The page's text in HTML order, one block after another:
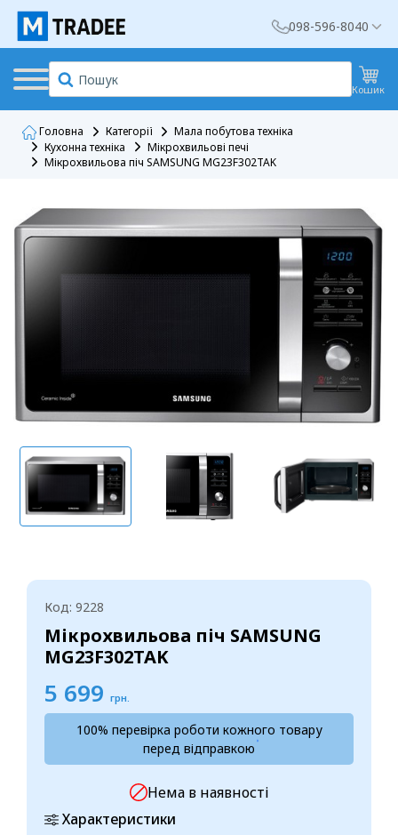
098-596-8040
Кошик
Головна Категорії
Мала побутова техніка
Кухонна техніка
Мікрохвильові печі
Мікрохвильова піч SAMSUNG MG23F302TAK
Код: 9228
Мікрохвильова піч SAMSUNG
MG23F302TAK
5 699 грн.
100% перевірка роботи кожного товару
перед відправкою
Нема в наявності
Характеристики